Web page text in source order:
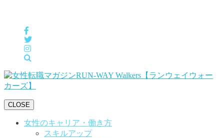
CLOSE
女性のキャリア・働き方
スキルアップ